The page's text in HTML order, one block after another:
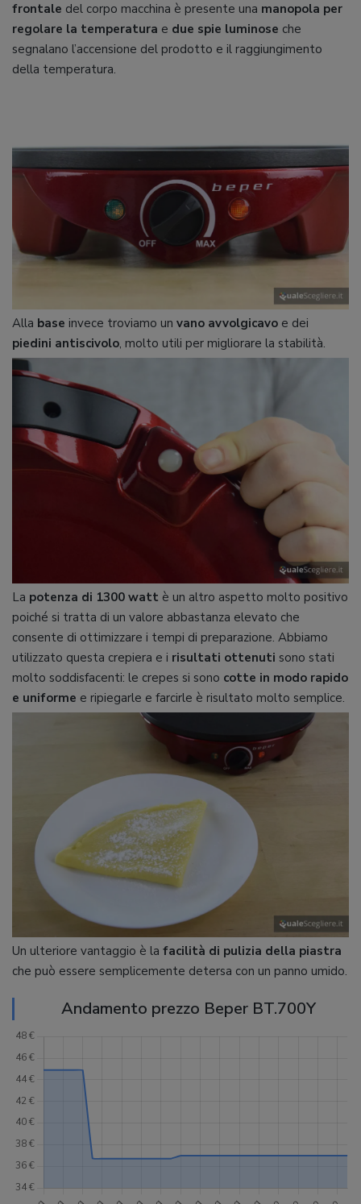
frontale del corpo macchina è presente una manopola per
regolare la temperatura e due spie luminose che
segnalano l’accensione del prodotto e il raggiungimento
della temperatura.
Alla base invece troviamo un vano avvolgicavo e dei
piedini antiscivolo, molto utili per migliorare la stabilità.
La potenza di 1300 watt è un altro aspetto molto positivo
poiché si tratta di un valore abbastanza elevato che
consente di ottimizzare i tempi di preparazione. Abbiamo
utilizzato questa crepiera e i risultati ottenuti sono stati
molto soddisfacenti: le crepes si sono cotte in modo rapido
e uniforme e ripiegarle e farcirle è risultato molto semplice.
Un ulteriore vantaggio è la facilità di pulizia della piastra
che può essere semplicemente detersa con un panno umido.
Andamento prezzo Beper BT.700Y